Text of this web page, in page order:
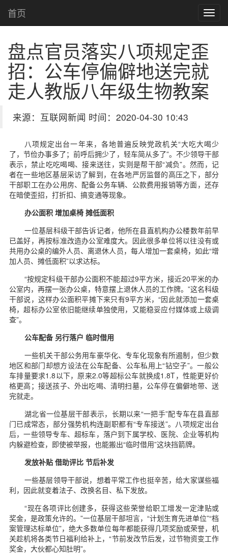
首页
盘点官员落实八项规定歪
招：公车停偏僻地送完就
走人教版八年级生物教案
来源：互联网新闻 时间：2020-04-30 10:43
八项规定出台一年来，各地普遍反映党政机关“大吃大喝少
了，节俭办事多了；前呼后拥少了，轻车简从多了”。不少领导干部
表示，禁止吃吃喝喝、接来送往，实则是帮干部“减负”。然而，记
者在一些地区基层采访了解到，在各地严厉监督的高压之下，部分
干部职工在办公用房、配备公务车辆、公款费用报销等方面，还存
在暗使歪招，打折扣、搞变通等现象。
办公面积 增加桌椅 摊低面积
一位基层科级干部告诉记者，他所在县直机构办公楼数年前早
已盖好，再按标准改造办公室难度大。因此很多单位将以往没有或
共用办公桌的编外人员、离退休人员，每人增加一套桌椅，如此“增
加人员、摊低面积”以求达标。
“按规定科级干部办公面积不能超过9平方米，接近20平米的办
公室内，再摆一张办公桌，特意摆上退休人员的工作牌。”这名科级
干部说，这样办公面积平摊下来只有9平方米，“因此就添加一套桌
椅，超标办公室依旧能继续单独使用，又能稳妥应付媒体或上级调
查”。
公车配备 另行落户 临时借用
一些机关干部公务用车豪华化、专车化现象有所遏制，但少数
地区和部门却想方设法在公车配备、公车私用上“钻空子”。一般公
车排量要求1.8以下，原来2.0等超标公车就换成1.8T，性能更好价
格更高；接送孩子、外出吃喝、清明扫墓，公车停在偏僻地带、送
完就走。
湖北省一位基层干部表示，长期以来“一把手”配专车在县直部
门已成常态，部分强势机构连副职都有“专车接送”。八项规定出台
后，一些领导专车、超标车，落户到下属学校、医院、企业等机构
内躲避检查，即使被举报，也能搬出“临时借用”这块挡箭牌。
发放补贴 借助评比 节后补发
一些基层领导干部说，想着平常工作也挺辛苦，给大家谋些福
利，因此就变着法子、改换名目、私下发放。
“现在各项评比创建多，获得这些荣誉给职工增发一定津贴或
奖金，是政策允许的。”一位基层干部坦言，“计划生育先进单位”“档
案管理达标单位”，绝大多数单位每年都能获得几项奖励或荣誉，机
关趁机将各类节日福利给补上，“节前发改节后发，过节物资变工作
奖金，大伙都心知肚明”。